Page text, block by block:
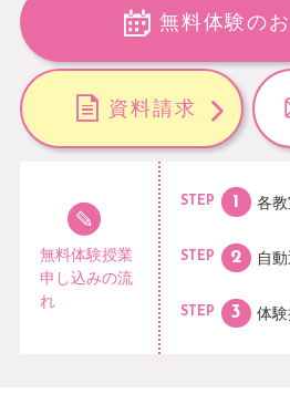
無料体験の
資料請求
無料体験授業
申し込みの流
れ
STEP 各
STEP 自
STEP 体